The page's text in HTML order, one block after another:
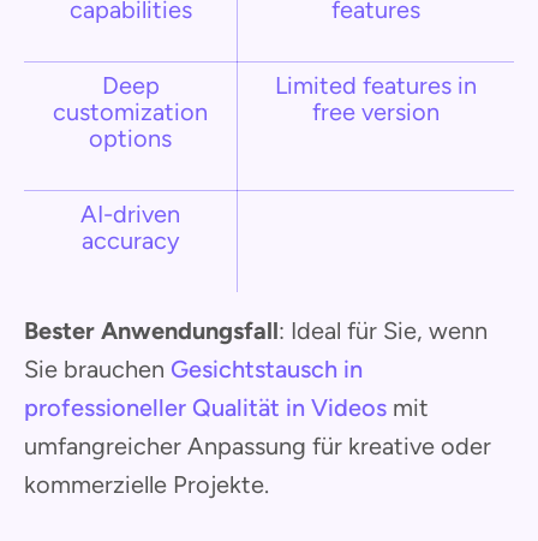
capabilities
features
Deep
customization
options
Limited features in
free version
AI-driven
accuracy
Bester Anwendungsfall: Ideal für Sie, wenn
Sie brauchen Gesichtstausch in
professioneller Qualität in Videos mit
umfangreicher Anpassung für kreative oder
kommerzielle Projekte.